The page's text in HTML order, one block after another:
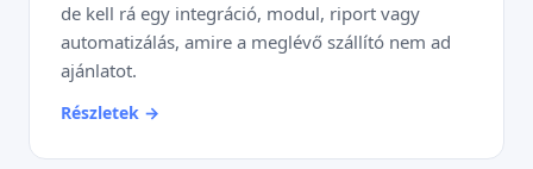
de kell rá egy integráció, modul, riport vagy
automatizálás, amire a meglévő szállító nem ad
ajánlatot.
Részletek